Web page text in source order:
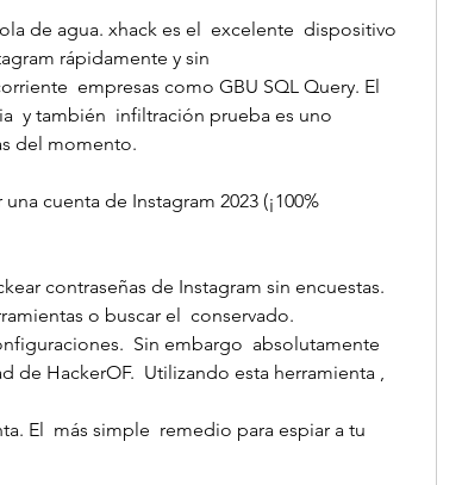
de agua. xhack es el  excelente  dispositivo
rápidamente y sin
y también  infiltración prueba es uno
del momento.
cuenta de Instagram 2023 (¡100%
contraseñas de Instagram sin encuestas.
o buscar el  conservado.
Sin embargo  absolutamente
de HackerOF.  Utilizando esta herramienta ,
El  más simple  remedio para espiar a tu